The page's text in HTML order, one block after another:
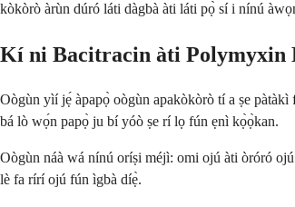
kòkòrò àrùn dúró láti dàgbà àti láti pọ̀ sí i nínú
Kí ni Bacitracin àti Polymyxin
Oògùn yìí jẹ́ àpapọ̀ oògùn apakòkòrò tí a ṣe
bá lò wọ́n papọ̀ ju bí yóò ṣe rí lọ fún ẹnì kọ̀ọ̀kan.
Oògùn náà wá nínú oríṣi méjì: omi ojú àti òróró
lè fa rírí ojú fún ìgbà díẹ̀.